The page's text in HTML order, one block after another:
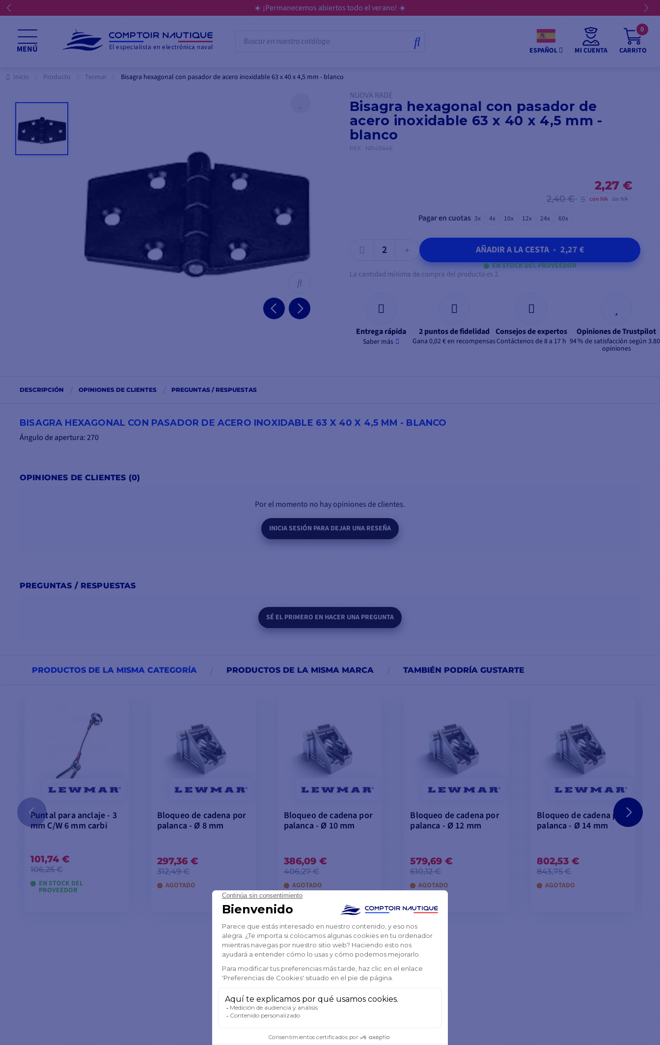
☀️ ¡Permanecemos abiertos todo el verano! ☀️
MENÚ El especialista en electrónica naval ESPAÑOL MI CUENTA CARRITO
0
Inicio Producto Tecmar Bisagra hexagonal con pasador de acero inoxidable 63 x 40 x 4,5 mm - blanco
NUOVA RADE
Bisagra hexagonal con pasador de
acero inoxidable 63 x 40 x 4,5 mm -
blanco
REF. NR43646
2,27 €
2,40 € con IVA sin IVA
Pagar en cuotas 3x 4x 10x 12x 24x 60x
AÑADIR A LA CESTA • 2,27 €
EN STOCK DEL PROVEEDOR
La cantidad mínima de compra del producto es 2.
Entrega rápida
Saber más
2 puntos de fidelidad
Gana 0,02 € en recompensas
Consejos de expertos
Contáctenos de 8 a 17 h
Opiniones de Trustpilot
94 % de satisfacción según
opiniones
DESCRIPCIÓN OPINIONES DE CLIENTES PREGUNTAS / RESPUESTAS
BISAGRA HEXAGONAL CON PASADOR DE ACERO INOXIDABLE 63 X 40 X 4,5 MM - BLANCO
Ángulo de apertura: 270
OPINIONES DE CLIENTES (0)
Por el momento no hay opiniones de clientes.
INICIA SESIÓN PARA DEJAR UNA RESEÑA
PREGUNTAS / RESPUESTAS
SÉ EL PRIMERO EN HACER UNA PREGUNTA
PRODUCTOS DE LA MISMA CATEGORÍA PRODUCTOS DE LA MISMA MARCA TAMBIÉN PODRÍA GUSTARTE
Puntal para anclaje - 3
mm C/W 6 mm carbi
101,74 €
106,25 €
EN STOCK DEL
PROVEEDOR
Bloqueo de cadena por
palanca - Ø 8 mm
297,36 €
312,49 €
AGOTADO
AÑADIR A LA CESTA
Bloqueo de cadena por
palanca - Ø 10 mm
386,09 €
406,27 €
AGOTADO
AÑADIR A LA CESTA
Bloqueo de cadena por
palanca - Ø 12 mm
579,69 €
610,12 €
AGOTADO
Bloqueo de cadena por
palanca - Ø 14 mm
802,53 €
843,75 €
AGOTADO